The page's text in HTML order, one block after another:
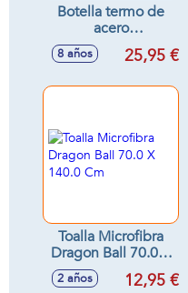
Botella termo de
acero
inoxidable.Dragon
Ball 515 ml
8 años 25,95 €
Toalla Microfibra
Dragon Ball 70.0 X
140.0 Cm
2 años 12,95 €